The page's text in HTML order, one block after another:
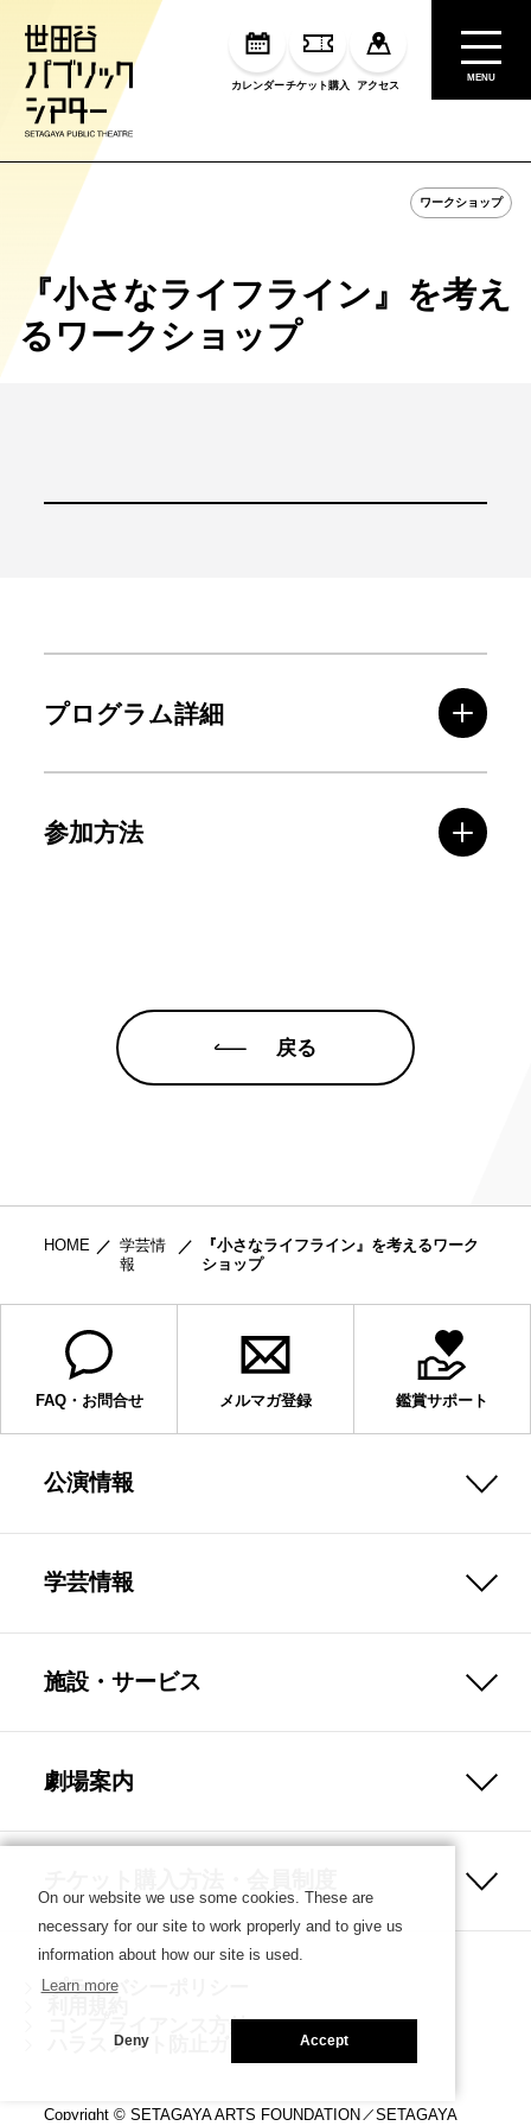
カレンダーチケット購入 アクセス
MENU
ワークショップ
『小さなライフライン』を考え
るワークショップ
プログラム詳細
参加方法
戻る
HOME
学芸情
報
『小さなライフライン』を考えるワーク
ショップ
FAQ・お問合せ メルマガ登録 鑑賞サポート
公演情報
学芸情報
施設・サービス
劇場案内
プライバシーポリシー
コンプライアンス方針
ハラスメント防止ガイドライン
Copyright © SETAGAYA ARTS FOUNDATION／SETAGAYA
On our website we use some cookies. These are
necessary for our site to work properly and to give us
information about how our site is used.
Learn more
Deny Accept